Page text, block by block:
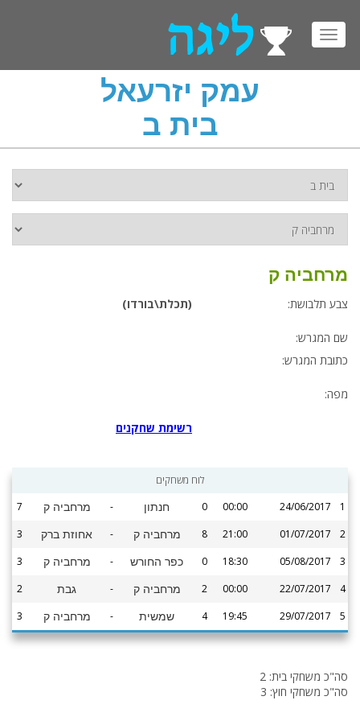
עמק יזרעאל
בית ב
מרחביה ק
צבע תלבושת: (תכלת\בורדו)
שם המגרש:
כתובת המגרש:
מפה:
רשימת שחקנים
לוח משחקים
1
24/06/2017
00:00
0 חנתון - מרחביה ק
7
2
01/07/2017
21:00
8 מרחביה ק - אחוזת ברק
3
3
05/08/2017
18:30
0 כפר החורש - מרחביה ק
3
4
22/07/2017
00:00
2 מרחביה ק - גבת
2
5
29/07/2017
19:45
4 שמשית - מרחביה ק 3
סה"כ משחקי בית: 2
סה"כ משחקי חוץ: 3